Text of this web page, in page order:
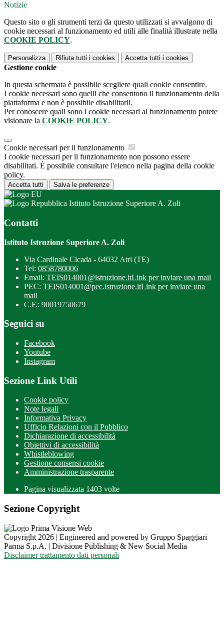
Notizie
Questo sito o gli strumenti terzi da questo utilizzati si avvalgono di
cookie necessari al funzionamento ed utili alle finalità illustrate nella
COOKIE POLICY.
Personalizza Rifiuta tutti i cookies Accetta tutti i cookies
Gestione cookie
In questa schermata è possibile scegliere quali cookie consentire.
I cookie necessari sono quelli che consentono il funzionamento della
piattaforma e non è possibile disabilitarli.
Per conoscere quali sono i cookie necessari al funzionamento potete
visionare la COOKIE POLICY.
Cookie necessari per il funzionamento
I cookie necessari per il funzionamento non possono essere
disabilitati. È possibile consultare l'elenco nella pagina della cookie
policy.
Accetta tutti Salva le preferenze
Istituto Istruzione Superiore A. Zoli
Contatti
Istituto Istruzione Superiore A. Zoli
Via Cardinale Cicada - 64032 Atri (TE)
Tel: 0858780006
Email: TEIS014001@istruzione.itLink per inviare una mail
PEC: TEIS014001@pec.istruzione.itLink per inviare una
mail
C.F.: 90019750679
Seguici su
Facebook
Youtube
Instagram
Sezione Link Utili
Cookie policy
Note legali
Informativa Privacy
Ufficio Relazioni con il Pubblico
Dichiarazione di accessibilità
Obiettivi di accessibilità
Whistleblowing
Gestione consensi cookie
Amministrazione trasparente
Pagina visualizzata 1403 volte
Sezione Copyright
Copyright 2026 | Engineered and powered by Gruppo Spaggiari
Parma S.p.A. | Divisione Publishing & New Social Media
Disclaimer trattamento dati personali